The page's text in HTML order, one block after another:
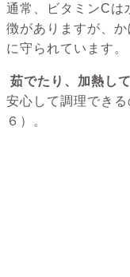
通常、ビタミンCは
徴がありますが、
に守られています。
茹でたり、加熱し
安心して調理でき
６）。